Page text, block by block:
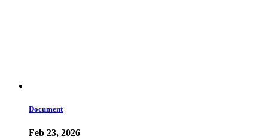
Document
Feb 23, 2026